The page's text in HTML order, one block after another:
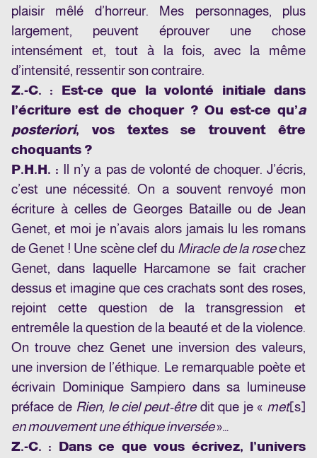
plaisir mêlé d’horreur. Mes personnages, plus
largement, peuvent éprouver une chose
intensément et, tout à la fois, avec la même
d’intensité, ressentir son contraire.
Z.-C. : Est-ce que la volonté initiale dans
l’écriture est de choquer ? Ou est-ce qu’a
posteriori, vos textes se trouvent être
choquants ?
P.H.H. : Il n’y a pas de volonté de choquer. J’écris,
c’est une nécessité. On a souvent renvoyé mon
écriture à celles de Georges Bataille ou de Jean
Genet, et moi je n’avais alors jamais lu les romans
de Genet ! Une scène clef du Miracle de la rosechez
Genet, dans laquelle Harcamone se fait cracher
dessus et imagine que ces crachats sont des roses,
rejoint cette question de la transgression et
entremêle la question de la beauté et de la violence.
On trouve chez Genet une inversion des valeurs,
une inversion de l’éthique. Le remarquable poète et
écrivain Dominique Sampiero dans sa lumineuse
préface de Rien, le ciel peut-êtredit que je « met[s]
en mouvement une éthique inversée»…
Z.-C. : Dans ce que vous écrivez, l’univers